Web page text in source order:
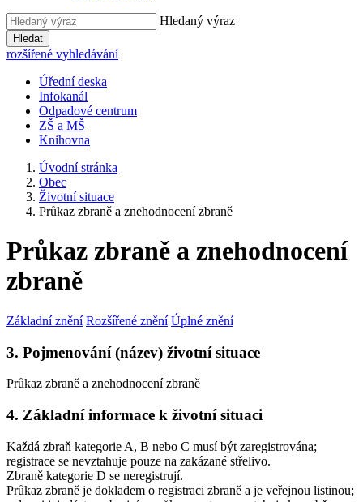
Hledaný výraz
Hledat
rozšířené vyhledávání
Úřední deska
Infokanál
Odpadové centrum
ZŠ a MŠ
Knihovna
Úvodní stránka
Obec
Životní situace
Průkaz zbraně a znehodnocení zbraně
Průkaz zbraně a znehodnocení
zbraně
Základní znění Rozšířené znění Úplné znění
3. Pojmenování (název) životní situace
Průkaz zbraně a znehodnocení zbraně
4. Základní informace k životní situaci
Každá zbraň kategorie A, B nebo C musí být zaregistrována;
registrace se nevztahuje pouze na zakázané střelivo.
Zbraně kategorie D se neregistrují.
Průkaz zbraně je dokladem o registraci zbraně a je veřejnou listinou;